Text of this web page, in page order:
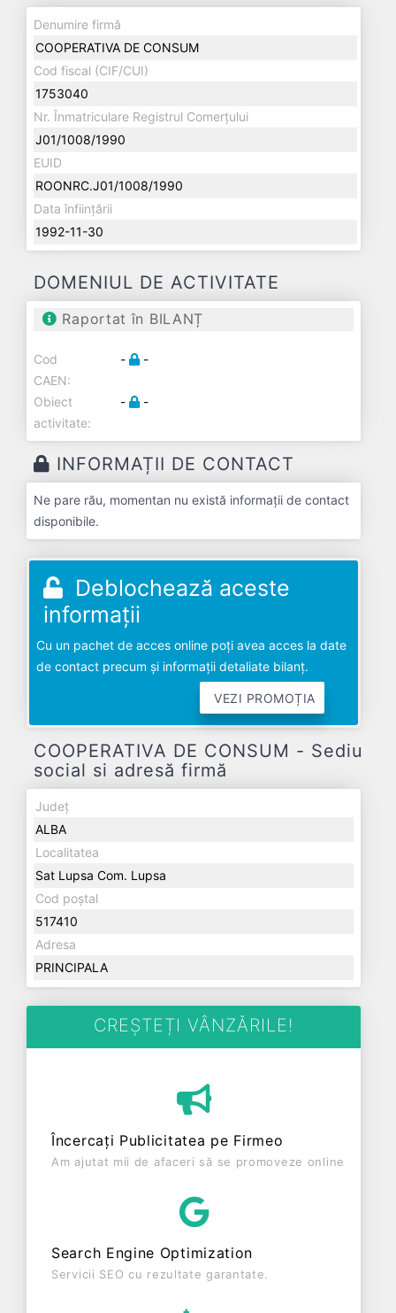
Denumire firmă
COOPERATIVA DE CONSUM
Cod fiscal (CIF/CUI)
1753040
Nr. Înmatriculare Registrul Comerțului
J01/1008/1990
EUID
ROONRC.J01/1008/1990
Data înființării
1992-11-30
DOMENIUL DE ACTIVITATE
Raportat în BILANȚ
Cod
CAEN:
- -
Obiect
activitate:
- -
INFORMAȚII DE CONTACT
Ne pare rău, momentan nu există informații de contact
disponibile.
Deblochează aceste
informații
Cu un pachet de acces online poți avea acces la date
de contact precum și informații detaliate bilanț.
VEZI PROMOȚIA
COOPERATIVA DE CONSUM - Sediu
social si adresă firmă
Județ
ALBA
Localitatea
Sat Lupsa Com. Lupsa
Cod poștal
517410
Adresa
PRINCIPALA
CREȘTEȚI VÂNZĂRILE!
Încercați Publicitatea pe Firmeo
Am ajutat mii de afaceri să se promoveze online
Search Engine Optimization
Servicii SEO cu rezultate garantate.